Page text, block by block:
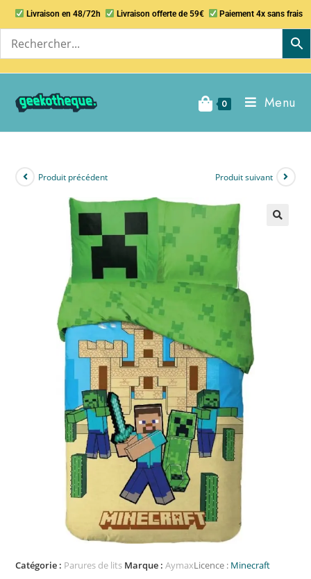
Livraison en 48/72h Livraison offerte de 59€ Paiement 4x sans frais
0 Menu
Produit précédent Produit suivant
Catégorie : Parures de lits Marque :AymaxLicence : Minecraft